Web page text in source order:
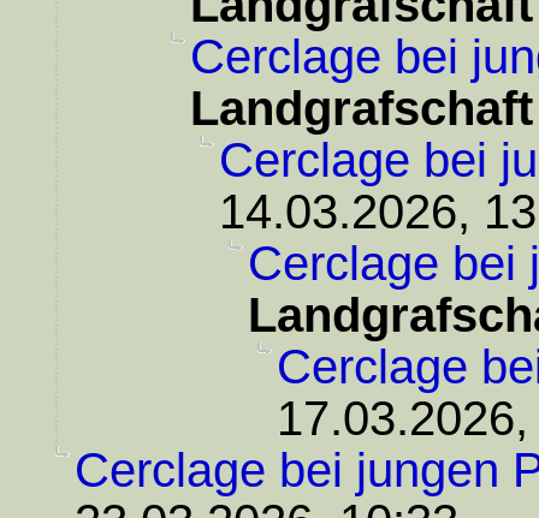
Cerclage bei
Landgrafschaft
Cerclage bei
14.03.2026,
Cerclage bei
Cerclage
Cerclage bei jungen